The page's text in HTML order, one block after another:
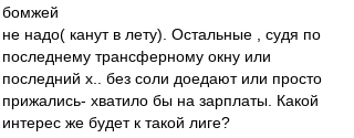
бомжей
не надо( канут в лету). Остальные , судя по
последнему трансферному окну или
последний х.. без соли доедают или просто
прижались- хватило бы на зарплаты. Какой
интерес же будет к такой лиге?